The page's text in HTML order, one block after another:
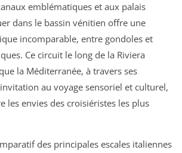
emblématiques et aux palais
dans le bassin vénitien offre une
incomparable, entre gondoles et
Ce circuit le long de la Riviera
la Méditerranée, à travers ses
au voyage sensoriel et culturel,
les envies des croisiéristes les plus
des principales escales italiennes